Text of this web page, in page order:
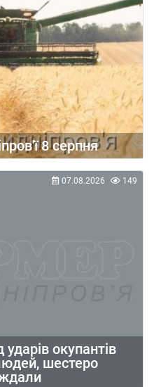
8 серпня
окупантів
шестеро
07.08.2026 149